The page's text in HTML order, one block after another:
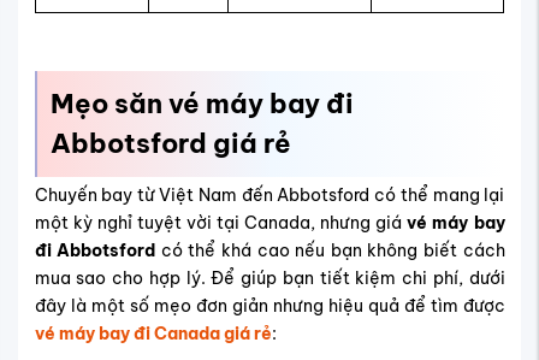
Mẹo săn vé máy bay đi
Abbotsford giá rẻ
Chuyến bay từ Việt Nam đến Abbotsford có thể mang lại
một kỳ nghỉ tuyệt vời tại Canada, nhưng giávé máy bay
đi Abbotsford có thể khá cao nếu bạn không biết cách
mua sao cho hợp lý. Để giúp bạn tiết kiệm chi phí, dưới
đây là một số mẹo đơn giản nhưng hiệu quả để tìm được
vé máy bay đi Canada giá rẻ: